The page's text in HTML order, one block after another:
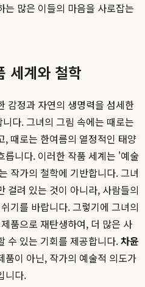
많은 이들의 마음을 사로잡는
세계와 철학
감정과 자연의 생명력을 섬세한
다. 그녀의 그림 속에는 때로는
때로는 한여름의 열정적인 태양
릅니다. 이러한 작품 세계는 '예술
작가의 철학에 기반합니다. 그녀
걸려 있는 것이 아니라, 사람들의
기를 바랍니다. 그렇기에 그녀의
품으로 재탄생하여, 더 많은 사
수 있는 기회를 제공합니다.차윤
품이 아닌, 작가의 예술적 의도가
니다.